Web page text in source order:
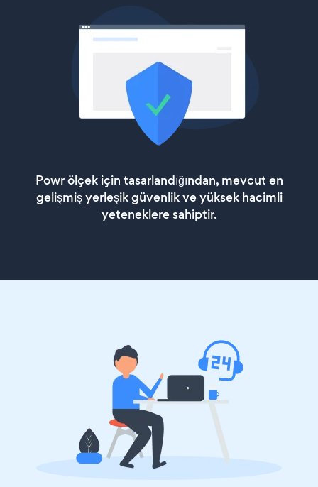
Powr ölçek için tasarlandığından, mevcut en
gelişmiş yerleşik güvenlik ve yüksek hacimli
yeteneklere sahiptir.